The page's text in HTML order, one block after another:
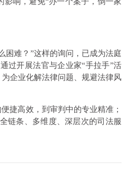
困难？”这样的询问，已成为法庭
过开展法官与企业家“手拉手”活
企业化解法律问题、规避法律风
捷高效，到审判中的专业精准；
链条、多维度、深层次的司法服